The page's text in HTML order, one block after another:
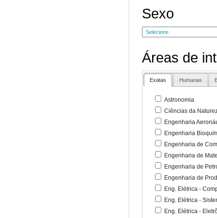
Sexo
Áreas de
Exatas Humanas
Astronomia
Ciências da
Engenharia
Engenharia
Engenharia de
Engenharia de
Engenharia de
Engenharia de
Eng. Elétrica -
Eng. Elétrica -
Eng. Elétrica -